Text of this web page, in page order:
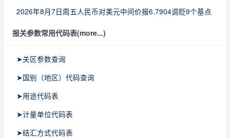
2026年8月7日周五人民币对美元中间价报6.7904调贬9个基点
报关参数常用代码表(more...)
➤关区参数查询
➤国别（地区）代码查询
➤用途代码表
➤计量单位代码表
➤结汇方式代码表